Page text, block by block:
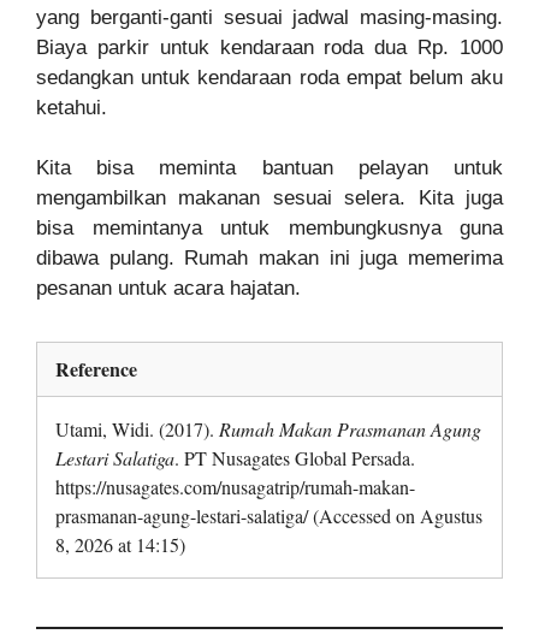
yang berganti-ganti sesuai jadwal masing-masing.
Biaya parkir untuk kendaraan roda dua Rp. 1000
sedangkan untuk kendaraan roda empat belum aku
ketahui.
Kita bisa meminta bantuan pelayan untuk
mengambilkan makanan sesuai selera. Kita juga
bisa memintanya untuk membungkusnya guna
dibawa pulang. Rumah makan ini juga memerima
pesanan untuk acara hajatan.
Reference
Utami, Widi. (2017). Rumah Makan Prasmanan Agung
Lestari Salatiga. PT Nusagates Global Persada.
https://nusagates.com/nusagatrip/rumah-makan-
prasmanan-agung-lestari-salatiga/ (Accessed on Agustus
8, 2026 at 14:15)